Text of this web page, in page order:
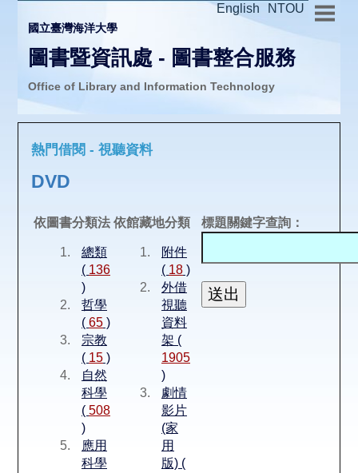
NTOU
English
國立臺灣海洋大學
圖書暨資訊處 - 圖書整合服務
Office of Library and Information Technology
推廣活動
圖書互借
線上報名
申請表單
空間借用
熱門借閱
個人借閱
熱門借閱 - 視聽資料
DVD
依圖書分類法
總類
( 136
)
哲學
( 65)
宗教
( 15)
自然
科學
( 508
)
應用
科學
依館藏地分類
附件
( 18)
外借
視聽
資料
架 (
1905
)
劇情
影片
(家
用
版) (
標題關鍵字查詢：